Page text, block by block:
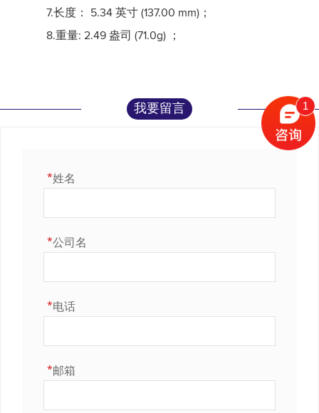
7.长度： 5.34 英寸 (137.00 mm)；
8.重量: 2.49 盎司 (71.0g) ；
我要留言
姓名
*
公司名
*
电话
*
邮箱
*
1